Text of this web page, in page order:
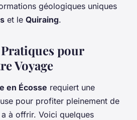
géologiques uniques
et le Quiraing.
pour
Voyage
en Écosse requiert une
pour profiter pleinement de
à offrir. Voici quelques